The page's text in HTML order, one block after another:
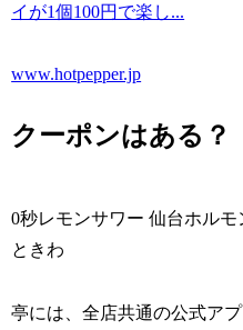
イが1個100円で楽し...
www.hotpepper.jp
クーポンはある？
0秒レモンサワー 仙台ホルモ
ときわ
亭には、全店共通の公式ア